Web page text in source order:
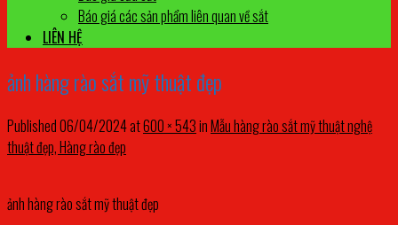
Báo giá các sản phẩm liên quan về sắt
LIÊN HỆ
ảnh hàng rào sắt mỹ thuật đẹp
Published06/04/2024at600 × 543inMẫu hàng rào sắt mỹ thuật nghệ
thuật đẹp, Hàng rào đẹp
ảnh hàng rào sắt mỹ thuật đẹp